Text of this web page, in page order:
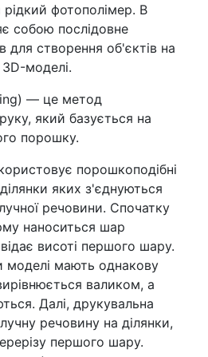
фотополімер. В
собою послідовне
для створення об'єктів на
моделі.
— це метод
який базується на
порошку.
порошкоподібні
яких з'єднуються
речовини. Спочатку
наноситься шар
висоті першого шару.
моделі мають однакову
валиком, а
Далі, друкувальна
речовину на ділянки,
першого шару.